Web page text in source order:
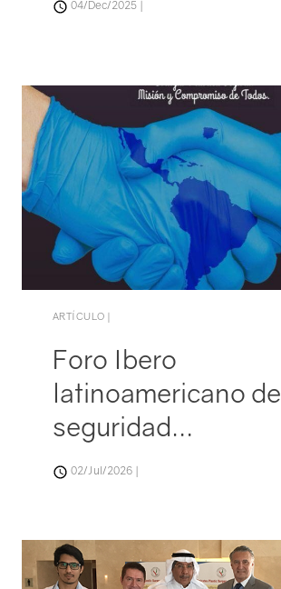
Contacto
04/Dec/2025 |
ARTÍCULO |
Foro Ibero
latinoamericano de
seguridad…
02/Jul/2026 |